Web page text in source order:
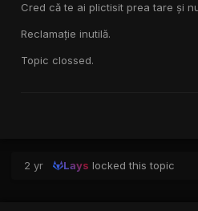
Cred că te ai plictisit prea tare și
Reclamație inutilă.
Topic clossed.
2 yr Lays locked this topic